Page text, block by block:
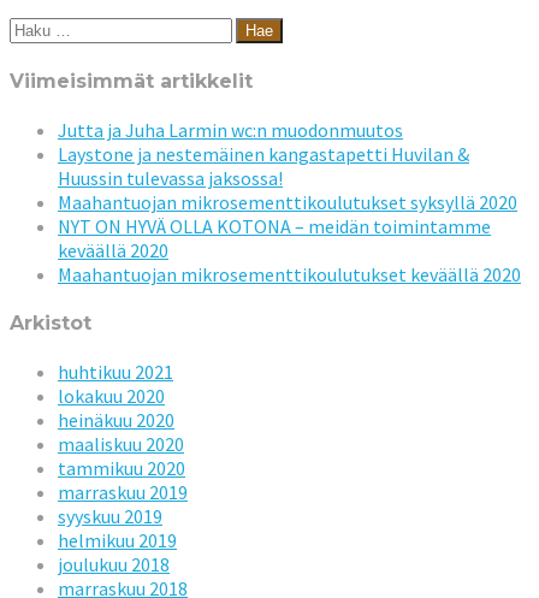
Haku:
Viimeisimmät artikkelit
Jutta ja Juha Larmin wc:n muodonmuutos
Laystone ja nestemäinen kangastapetti Huvilan &
Huussin tulevassa jaksossa!
Maahantuojan mikrosementtikoulutukset syksyllä 2020
NYT ON HYVÄ OLLA KOTONA – meidän toimintamme
keväällä 2020
Maahantuojan mikrosementtikoulutukset keväällä 2020
Arkistot
huhtikuu 2021
lokakuu 2020
heinäkuu 2020
maaliskuu 2020
tammikuu 2020
marraskuu 2019
syyskuu 2019
helmikuu 2019
joulukuu 2018
marraskuu 2018